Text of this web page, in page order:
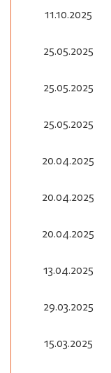
11.10.2025
25.05.2025
25.05.2025
25.05.2025
20.04.2025
20.04.2025
20.04.2025
13.04.2025
29.03.2025
15.03.2025